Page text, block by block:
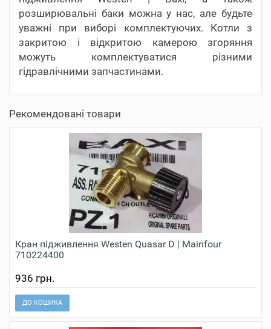
розширювальні баки можна у нас, але будьте
уважні при виборі комплектуючих. Котли з
закритою і відкритою камерою згоряння
можуть комплектуватися різними
гідравлічними запчастинами.
Рекомендовані товари
Кран підживлення Westen Quasar D | Mainfour
710224400
936 грн.
ДО КОШИКА